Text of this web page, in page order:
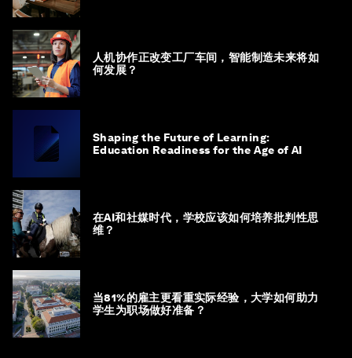
人机协作正改变工厂车间，智能制造未来将如
何发展？
Shaping the Future of Learning:
Education Readiness for the Age of AI
在AI和社媒时代，学校应该如何培养批判性思
维？
当81%的雇主更看重实际经验，大学如何助力
学生为职场做好准备？